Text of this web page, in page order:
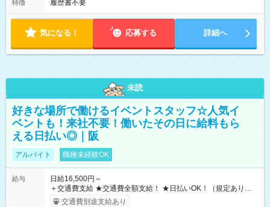
特徴 履歴書不要
気になる！ 応募する 詳細へ
未読
好きな場所で働けるイベントスタッフ☆人気イ
ベントも！来社不要！働いたその日に給料もら
える日払い◎｜阪
アルバイト 職種未経験OK
給与
日給16,500円～
＋交通費支給 ★交通費全額支給！ ★日払いOK！（規定あり） ┗
働いたその日に現金GET♪ お仕事後はコンビニATMから 日払
交通費別途支給あり